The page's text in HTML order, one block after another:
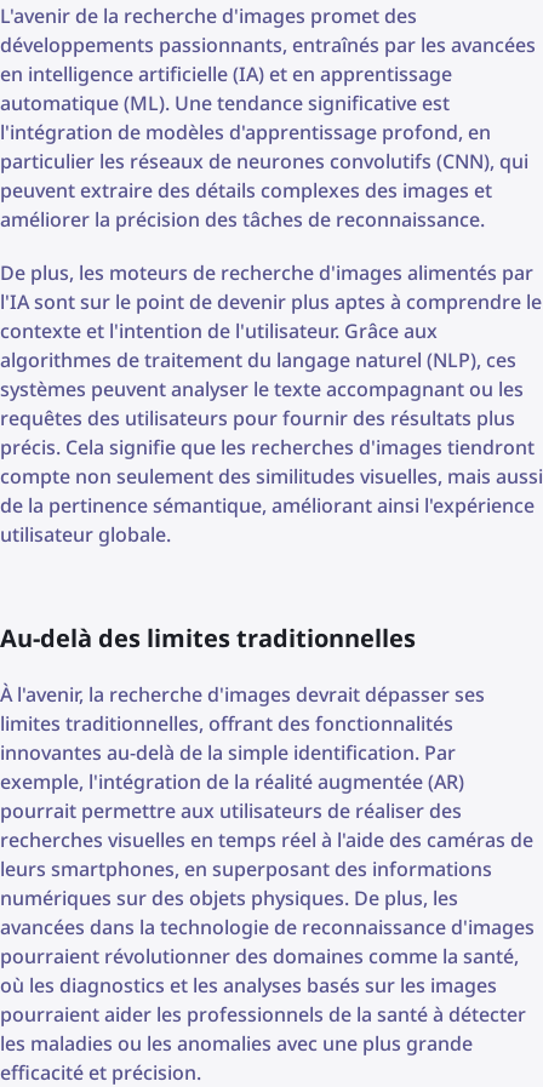
L'avenir de la recherche d'images promet des
développements passionnants, entraînés par les avancées
en intelligence artificielle (IA) et en apprentissage
automatique (ML). Une tendance significative est
l'intégration de modèles d'apprentissage profond, en
particulier les réseaux de neurones convolutifs (CNN), qui
peuvent extraire des détails complexes des images et
améliorer la précision des tâches de reconnaissance.
De plus, les moteurs de recherche d'images alimentés par
l'IA sont sur le point de devenir plus aptes à comprendre le
contexte et l'intention de l'utilisateur. Grâce aux
algorithmes de traitement du langage naturel (NLP), ces
systèmes peuvent analyser le texte accompagnant ou les
requêtes des utilisateurs pour fournir des résultats plus
précis. Cela signifie que les recherches d'images tiendront
compte non seulement des similitudes visuelles, mais aussi
de la pertinence sémantique, améliorant ainsi l'expérience
utilisateur globale.
Au-delà des limites traditionnelles
À l'avenir, la recherche d'images devrait dépasser ses
limites traditionnelles, offrant des fonctionnalités
innovantes au-delà de la simple identification. Par
exemple, l'intégration de la réalité augmentée (AR)
pourrait permettre aux utilisateurs de réaliser des
recherches visuelles en temps réel à l'aide des caméras de
leurs smartphones, en superposant des informations
numériques sur des objets physiques. De plus, les
avancées dans la technologie de reconnaissance d'images
pourraient révolutionner des domaines comme la santé,
où les diagnostics et les analyses basés sur les images
pourraient aider les professionnels de la santé à détecter
les maladies ou les anomalies avec une plus grande
efficacité et précision.